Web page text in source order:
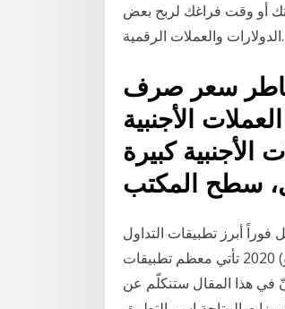
أو وقت فراغك لربح بعض
الدولارات والعملات الرقمية.
سعر صرف
العملات الأجنبية Mushayrib: الساخنة الفوركس التحميل
الأجنبية كبيرة
سطح المكتب
أبرز تطبيقات التداول
الآلي والمؤشرات إلى منصتك لتوفير الوقت وإبقائك على علم بما 1 تموز (يوليو) 2020 تأتي معظم تطبيقات
في هذا المقال ستنكلّم عن